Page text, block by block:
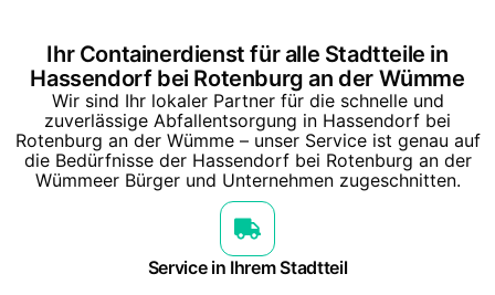
Ihr Containerdienst für alle Stadtteile in
Hassendorf bei Rotenburg an der Wümme
Wir sind Ihr lokaler Partner für die schnelle und
zuverlässige Abfallentsorgung in Hassendorf bei
Rotenburg an der Wümme – unser Service ist genau auf
die Bedürfnisse der Hassendorf bei Rotenburg an der
Wümmeer Bürger und Unternehmen zugeschnitten.
Service in Ihrem Stadtteil